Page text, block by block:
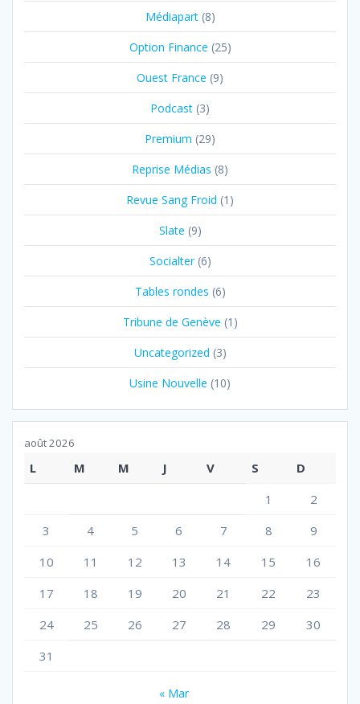
Médiapart(8)
Option Finance (25)
Ouest France (9)
Podcast (3)
Premium (29)
Reprise Médias (8)
Revue Sang Froid (1)
Slate (9)
Socialter(6)
Tables rondes (6)
Tribune de Genève (1)
Uncategorized (3)
Usine Nouvelle (10)
août 2026
L M M J V S
D
1
2
3
4 5 6 7 8
9
10
11 12 13 14 15
16
17
18 19 20 21 22
23
24
25 26 27 28 29
30
31
« Mar